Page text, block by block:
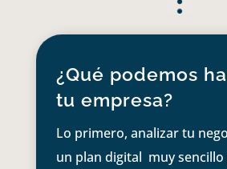
¿Qué podemos
tu empresa?
Lo primero, analizar tu
un plan digital muy sencillo